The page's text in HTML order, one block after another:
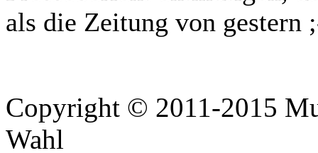
als die Zeitung von gestern
Copyright © 2011-2015
Wahl